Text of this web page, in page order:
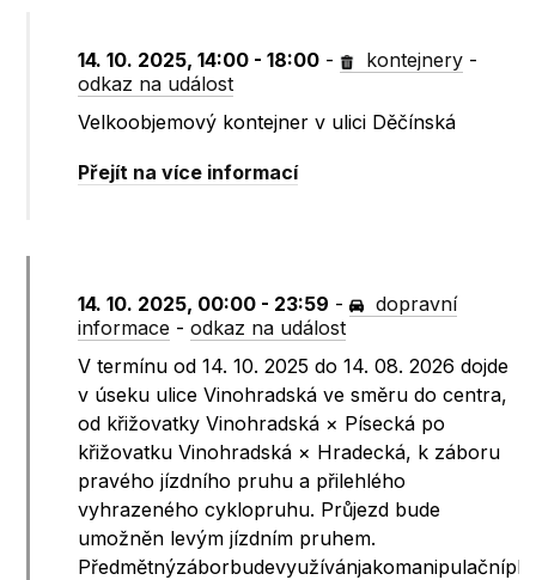
14. 10. 2025, 14:00 - 18:00 - kontejnery -
odkaz na událost
Velkoobjemový kontejner v ulici Děčínská
Přejít na více informací
14. 10. 2025, 00:00 - 23:59 -
dopravní
informace -odkaz na událost
V termínu od 14. 10. 2025 do 14. 08. 2026 dojde
v úseku ulice Vinohradská ve směru do centra,
od křižovatky Vinohradská × Písecká po
křižovatku Vinohradská × Hradecká, k záboru
pravého jízdního pruhu a přilehlého
vyhrazeného cyklopruhu. Průjezd bude
umožněn levým jízdním pruhem.